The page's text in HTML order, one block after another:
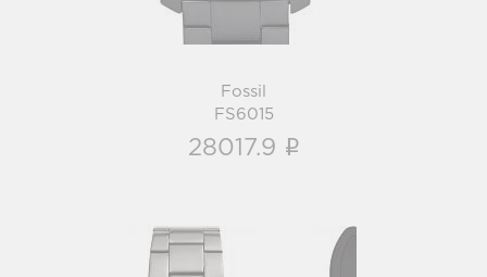
Fossil
FS6015
28017.9 i